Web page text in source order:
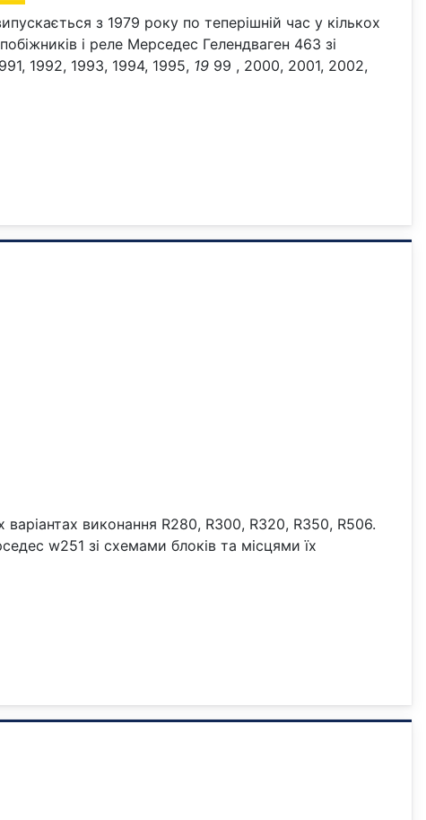
з 1979 року по теперішній час у кількох
і реле Мерседес Гелендваген 463 зі
1992, 1993, 1994, 1995, 19 99 , 2000, 2001, 2002,
виконання R280, R300, R320, R350, R506.
w251 зі схемами блоків та місцями їх